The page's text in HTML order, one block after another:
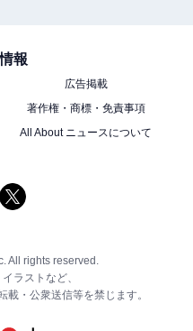
報
広告掲載
著作権・商標・免責事項
All About ニュースについて
All rights reserved.
ラストなど、
・公衆送信等を禁じます。